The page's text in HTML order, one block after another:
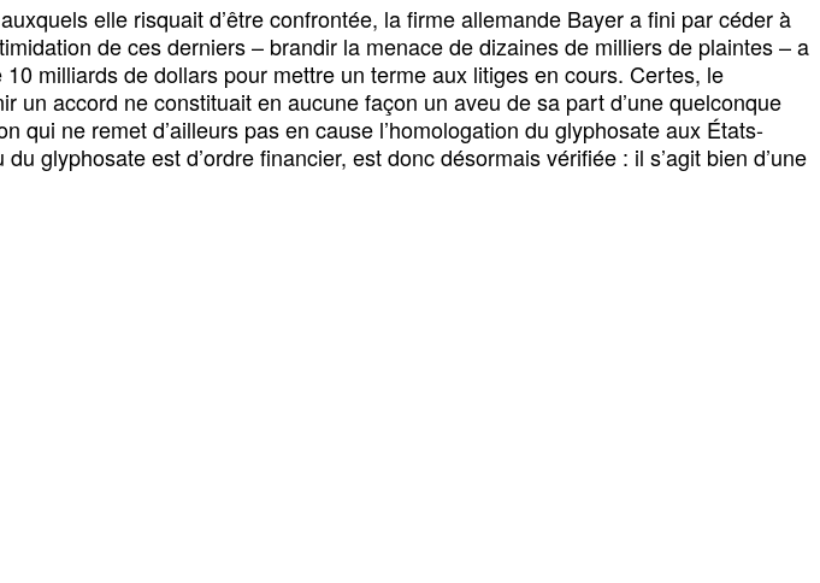
elle risquait d’être confrontée, la firme allemande Bayer a fini par céder à
de ces derniers – brandir la menace de dizaines de milliers de plaintes – a
milliards de dollars pour mettre un terme aux litiges en cours. Certes, le
accord ne constituait en aucune façon un aveu de sa part d’une quelconque
ne remet d’ailleurs pas en cause l’homologation du glyphosate aux États-
glyphosate est d’ordre financier, est donc désormais vérifiée : il s’agit bien d’une